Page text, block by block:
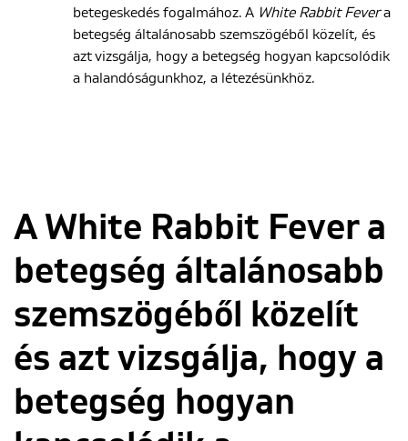
betegeskedés fogalmához. A White Rabbit Fevera
betegség általánosabb szemszögéből közelít, és
azt vizsgálja, hogy a betegség hogyan kapcsolódik
a halandóságunkhoz, a létezésünkhöz.
A White Rabbit Fever a
betegség általánosabb
szemszögéből közelít
és azt vizsgálja, hogy a
betegség hogyan